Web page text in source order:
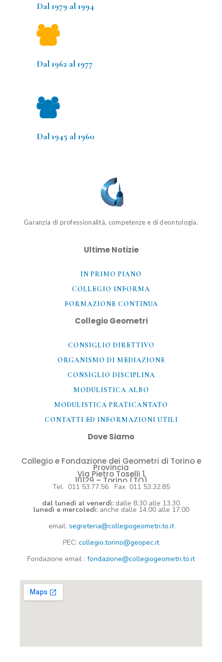
Dal 1979 al 1994
Dal 1962 al 1977
Dal 1945 al 1960
Garanzia di professionalità, competenze e di deontologia.
Ultime Notizie
IN PRIMO PIANO
COLLEGIO INFORMA
FORMAZIONE CONTINUA
Collegio Geometri
CONSIGLIO DIRETTIVO
ORGANISMO DI MEDIAZIONE
CONSIGLIO DISCIPLINA
MODULISTICA ALBO
MODULISTICA PRATICANTATO
CONTATTI ED INFORMAZIONI UTILI​
Dove Siamo
Collegio e Fondazione dei Geometri di Torino e
Provincia
Via Pietro Toselli 1
10129 – Torino (TO)
Tel. 011 53.77.56 Fax 011 53.32.85
dal lunedì al venerdì: dalle 8.30 alle 13.30
lunedì e mercoledì: anche dalle 14.00 alle 17.00
email: segreteria@collegiogeometri.to.it
PEC: collegio.torino@geopec.it
Fondazione email : fondazione@collegiogeometri.to.it